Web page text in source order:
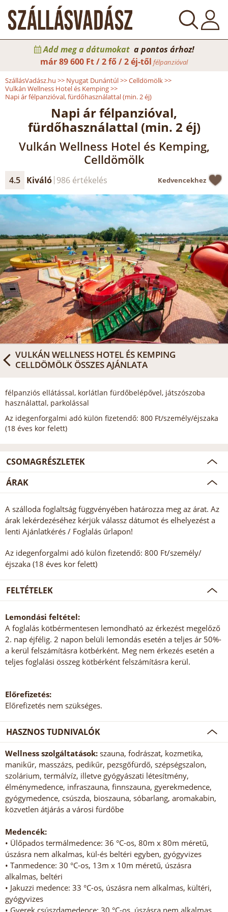
Add meg a dátumokat a pontos árhoz!
már89 600 Ft / 2 fő / 2 éj-től félpanzióval
SzállásVadász.hu >> Nyugat Dunántúl>>Celldömölk>>
Vulkán Wellness Hotel és Kemping>>
Napi ár félpanzióval, fürdőhasználattal (min. 2 éj)
Napi ár félpanzióval,
fürdőhasználattal (min. 2 éj)
Vulkán Wellness Hotel és Kemping,
Celldömölk
4.5 Kiváló 986 értékelés Kedvencekhez
VULKÁN WELLNESS HOTEL ÉS KEMPING
CELLDÖMÖLK ÖSSZES AJÁNLATA
félpanziós ellátással, korlátlan fürdőbelépővel, játszószoba
használattal, parkolással
Az idegenforgalmi adó külön fizetendő: 800 Ft/személy/éjszaka
(18 éves kor felett)
CSOMAGRÉSZLETEK
ÁRAK
A szálloda foglaltság függvényében határozza meg az árat. Az
árak lekérdezéséhez kérjük válassz dátumot és elhelyezést a
lenti Ajánlatkérés / Foglalás űrlapon!
Az idegenforgalmi adó külön fizetendő: 800 Ft/személy/
éjszaka (18 éves kor felett)
FELTÉTELEK
Lemondási feltétel:
A foglalás kötbérmentesen lemondható az érkezést megelőző
2. nap éjfélig. 2 napon belüli lemondás esetén a teljes ár 50%-
a kerül felszámításra kötbérként. Meg nem érkezés esetén a
teljes foglalási összeg kötbérként felszámításra kerül.
Előrefizetés:
Előrefizetés nem szükséges.
HASZNOS TUDNIVALÓK
Wellness szolgáltatások: szauna, fodrászat, kozmetika,
manikűr, masszázs, pedikűr, pezsgőfürdő, szépségszalon,
szolárium, termálvíz, illetve gyógyászati létesítmény,
élménymedence, infraszauna, finnszauna, gyerekmedence,
gyógymedence, csúszda, bioszauna, sóbarlang, aromakabin,
közvetlen átjárás a városi fürdőbe
Medencék:
• Ülőpados termálmedence: 36 °C-os, 80m x 80m méretű,
úszásra nem alkalmas, kül-és beltéri egyben, gyógyvizes
• Tanmedence: 30 °C-os, 13m x 10m méretű, úszásra
alkalmas, beltéri
• Jakuzzi medence: 33 °C-os, úszásra nem alkalmas, kültéri,
gyógyvizes